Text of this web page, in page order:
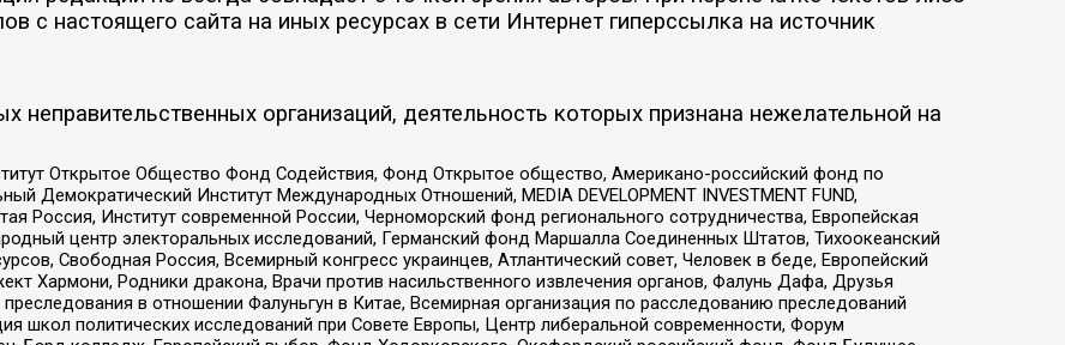
с настоящего сайта на иных ресурсах в сети Интернет гиперссылка на источник
организаций, деятельность которых признана нежелательной на
Открытое Общество Фонд Содействия, Фонд Открытое общество, Американо-российский фонд по
Демократический Институт Международных Отношений, MEDIA DEVELOPMENT INVESTMENT FUND,
Россия, Институт современной России, Черноморский фонд регионального сотрудничества, Европейская
центр электоральных исследований, Германский фонд Маршалла Соединенных Штатов, Тихоокеанский
Свободная Россия, Всемирный конгресс украинцев, Атлантический совет, Человек в беде, Европейский
Хармони, Родники дракона, Врачи против насильственного извлечения органов, Фалунь Дафа, Друзья
в отношении Фалуньгун в Китае, Всемирная организация по расследованию преследований
школ политических исследований при Совете Европы, Центр либеральной современности, Форум